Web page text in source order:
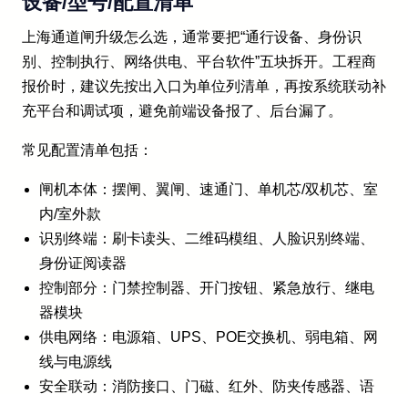
上海通道闸升级怎么选，通常要把“通行设备、身份识
别、控制执行、网络供电、平台软件”五块拆开。工程商
报价时，建议先按出入口为单位列清单，再按系统联动补
充平台和调试项，避免前端设备报了、后台漏了。
常见配置清单包括：
闸机本体：摆闸、翼闸、速通门、单机芯/双机芯、室
内/室外款
识别终端：刷卡读头、二维码模组、人脸识别终端、
身份证阅读器
控制部分：门禁控制器、开门按钮、紧急放行、继电
器模块
供电网络：电源箱、UPS、POE交换机、弱电箱、网
线与电源线
安全联动：消防接口、门磁、红外、防夹传感器、语